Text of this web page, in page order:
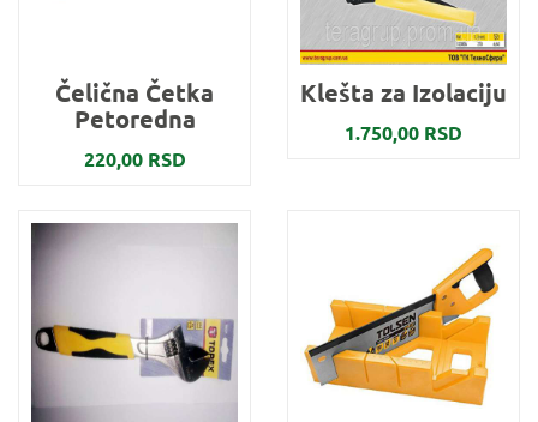
Čelična Četka
Petoredna
220,00 RSD
Klešta za Izolaciju
1.750,00 RSD